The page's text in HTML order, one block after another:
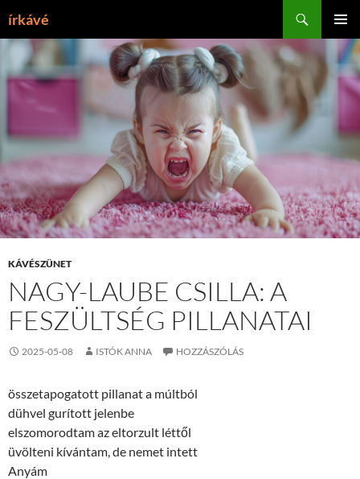
írkávé
MENÜ
KÁVÉSZÜNET
NAGY-LAUBE CSILLA: A
FESZÜLTSÉG PILLANATAI
2025-05-08 ISTÓK ANNA HOZZÁSZÓLÁS
összetapogatott pillanat a múltból
dühvel gurított jelenbe
elszomorodtam az eltorzult léttől
üvölteni kívántam, de nemet intett
Anyám